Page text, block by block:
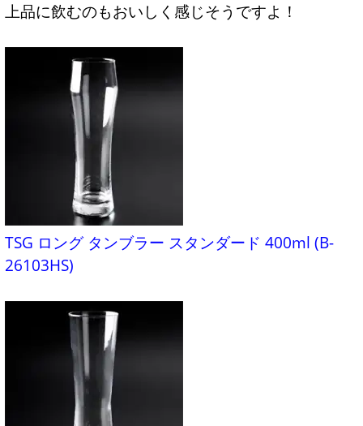
上品に飲むのもおいしく感じそうですよ！
TSG ロング タンブラー スタンダード 400ml (B-
26103HS)